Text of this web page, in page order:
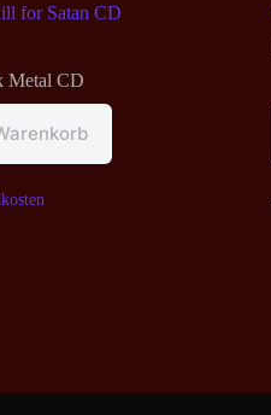
for Satan CD
Metal CD